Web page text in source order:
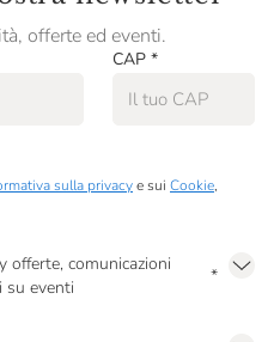
offerte ed eventi.
CAP *
sulla privacye sui Cookie,
offerte, comunicazioni
su eventi
*